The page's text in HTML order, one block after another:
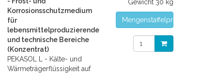
Korrosionsschutzmedium
für
lebensmittelproduzierende
und technische Bereiche
(Konzentrat)
PEKASOL L - Kälte- und
Wärmeträgerflüssigkeit auf
Gewicht 30 kg
Mengenstaffelpreise